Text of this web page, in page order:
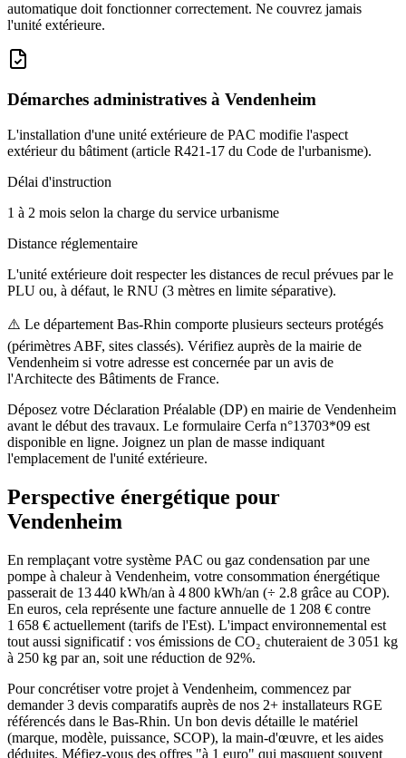
automatique doit fonctionner correctement. Ne couvrez jamais
l'unité extérieure.
Démarches administratives à Vendenheim
L'installation d'une unité extérieure de PAC modifie l'aspect
extérieur du bâtiment (article R421-17 du Code de l'urbanisme).
Délai d'instruction
1 à 2 mois selon la charge du service urbanisme
Distance réglementaire
L'unité extérieure doit respecter les distances de recul prévues par le
PLU ou, à défaut, le RNU (3 mètres en limite séparative).
⚠️ Le département Bas-Rhin comporte plusieurs secteurs protégés
(périmètres ABF, sites classés). Vérifiez auprès de la mairie de
Vendenheim si votre adresse est concernée par un avis de
l'Architecte des Bâtiments de France.
Déposez votre Déclaration Préalable (DP) en mairie de Vendenheim
avant le début des travaux. Le formulaire Cerfa n°13703*09 est
disponible en ligne. Joignez un plan de masse indiquant
l'emplacement de l'unité extérieure.
Perspective énergétique pour
Vendenheim
En remplaçant votre système PAC ou gaz condensation par une
pompe à chaleur à Vendenheim, votre consommation énergétique
passerait de 13 440 kWh/an à 4 800 kWh/an (÷ 2.8 grâce au COP).
En euros, cela représente une facture annuelle de 1 208 € contre
1 658 € actuellement (tarifs de l'Est). L'impact environnemental est
tout aussi significatif : vos émissions de CO₂ chuteraient de 3 051 kg
à 250 kg par an, soit une réduction de 92%.
Pour concrétiser votre projet à Vendenheim, commencez par
demander 3 devis comparatifs auprès de nos 2+ installateurs RGE
référencés dans le Bas-Rhin. Un bon devis détaille le matériel
(marque, modèle, puissance, SCOP), la main-d'œuvre, et les aides
déduites. Méfiez-vous des offres "à 1 euro" qui masquent souvent